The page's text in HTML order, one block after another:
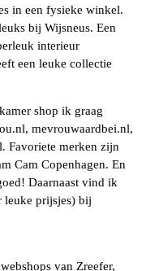
in een fysieke winkel.
bij Wijsneus. Een
interieur
een leuke collectie
shop ik graag
mevrouwaardbei.nl,
Favoriete merken zijn
Cam Copenhagen. En
Daarnaast vind ik
leuke prijsjes) bij
van Zreefer,